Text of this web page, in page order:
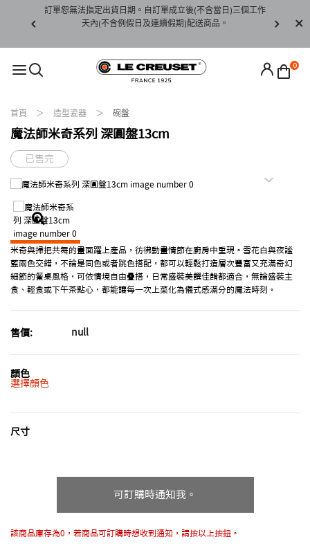
下水)，若
訂單恕無法指定出貨日期。自訂單成立後(不含當日)三個工作
天內(不含例假日及連續假期)配送商品。
請至
0
首頁 造型瓷器 碗盤
魔法師米奇系列 深圓盤13cm
已售完
米奇與掃把共舞的畫面躍上產品，彷彿動畫情節在廚房中重現。雪花白與夜謐
藍兩色交錯，不論是同色或者跳色搭配，都可以輕鬆打造層次豐富又充滿奇幻
細節的餐桌風格，可依情境自由疊搭，日常盛裝美饌佳餚都適合，無論盛裝主
食、輕食或下午茶點心，都能讓每一次上菜化為儀式感滿分的魔法時刻。
售價: null
顏色
選擇顏色
尺寸
可訂購時通知我。
該商品庫存為0，若商品可訂購時想收到通知，請按以上按鈕。